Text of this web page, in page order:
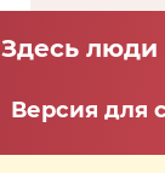
Здесь люди
Версия для